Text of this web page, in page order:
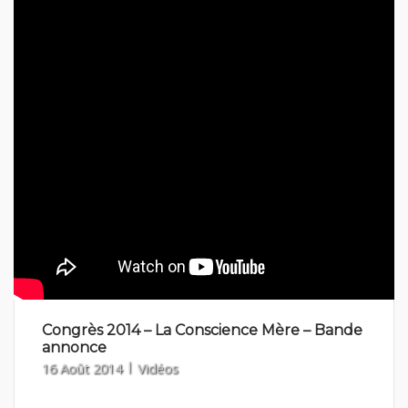
Congrès 2014 – La Conscience Mère – Bande
annonce
16 Août 2014 Vidéos